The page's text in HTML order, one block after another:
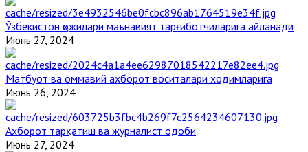
Ўзбекистон ҳожилари маънавият тарғиботчиларига айланади
Июнь 27, 2024
Матбуот ва оммавий ахборот воситалари ходимларига
Июнь 26, 2024
Ахборот тарқатиш ва журналист одоби
Июнь 27, 2024